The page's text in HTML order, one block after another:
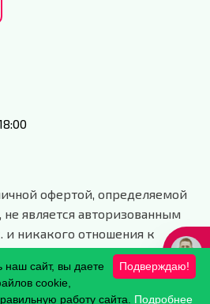
офертой, определяемой
является авторизованным
и никакого отношения к
юридическим лицам не имеет.
характер.
данных.
Подверждаю!
наш сайт, вы даете
cookie,
работу сайта. Подробнее